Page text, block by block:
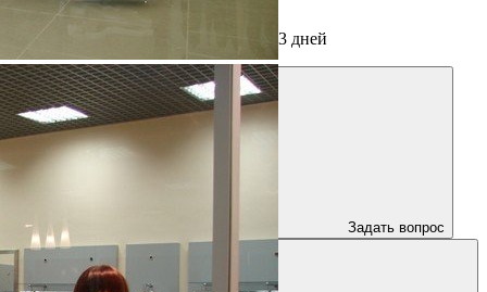
от 3 дней
Задать вопрос